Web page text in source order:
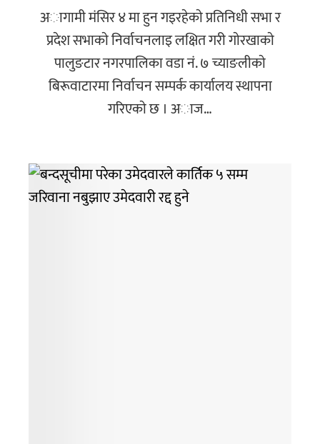
अागामी मंसिर ४ मा हुन गइरहेकाे प्रतिनिधी सभा र
प्रदेश सभाकाे निर्वाचनलाइ लक्षित गरी गाेरखाकाे
पालुङटार नगरपालिका वडा नं. ७ च्याङलीकाे
बिरूवाटारमा निर्वाचन सम्पर्क कार्यालय स्थापना
गरिएकाे छ । अाज…